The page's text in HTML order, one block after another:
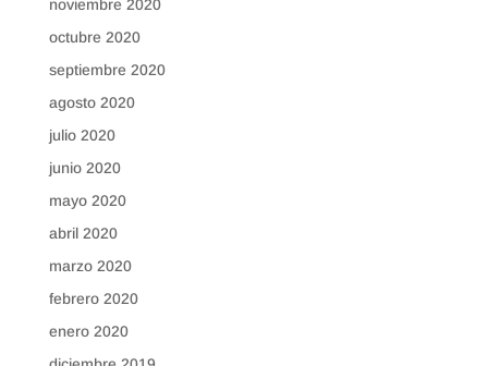
noviembre 2020
octubre 2020
septiembre 2020
agosto 2020
julio 2020
junio 2020
mayo 2020
abril 2020
marzo 2020
febrero 2020
enero 2020